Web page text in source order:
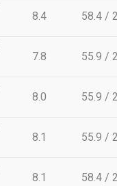
8.4 58.4 /
7.8 55.9 /
8.0 55.9 /
8.1 55.9 /
8.1 58.4 /